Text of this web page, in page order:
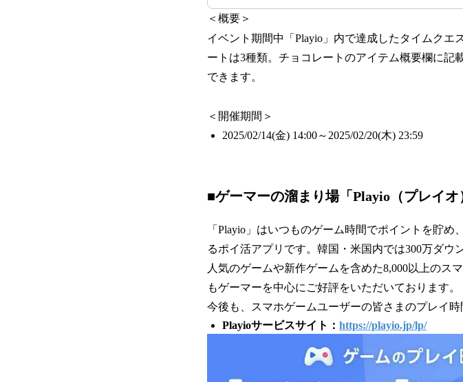
＜概要＞
イベント期間中「Playio」内で達成したタイムク
ートは3種類。チョコレートのアイテム概要欄に
できます。
＜開催期間＞
2025/02/14(金) 14:00～2025/02/20(木) 23:59
■ゲーマーの溜まり場「Playio（プレイオ
「Playio」はいつものゲーム時間でポイントを貯
るポイ活アプリです。韓国・米国内では300万ダウ
人気のゲームや新作ゲームを含めた8,000以上のス
もゲーマーを中心にご好評をいただいております。
今後も、スマホゲームユーザーの皆さまのプレイ
Playioサービスサイト： https://playio.jp/lp/